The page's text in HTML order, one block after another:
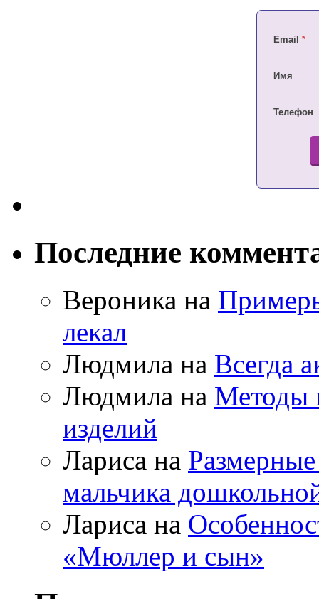
Email *
Имя
Телефон
Последние
Вероника на
лекал
Людмила на Всегда
Людмила на Методы
изделий
Лариса на
мальчика
Лариса на
«Мюллер и сын»